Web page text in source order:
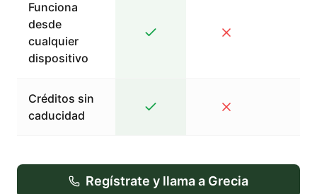
Funciona
desde
cualquier
dispositivo
Créditos sin
caducidad
Regístrate y llama a Grecia